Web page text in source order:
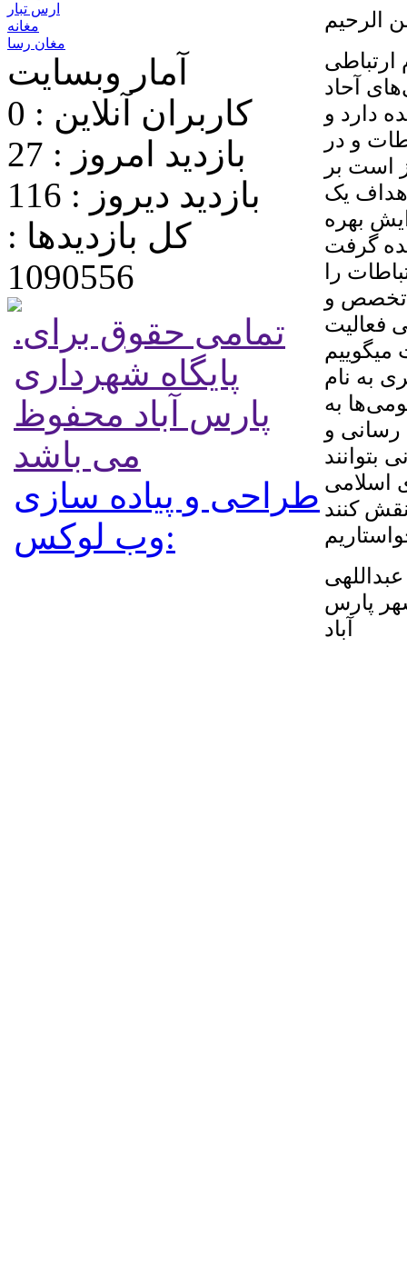
الرحیم
آحاد
دارد و
و در
است بر
یک
بهره
را
تخصص و
فعالیت
میگوییم
به نام
به
رسانی و
بتوانند
اسلامی
پارس
آباد
ارس تبار
مغانه
مغان رسا
آمار وبسایت
کاربران آنلاین : 0
بازدید امروز : 27
بازدید دیروز : 116
کل بازدیدها :
1090556
.تمامی حقوق برای
پایگاه شهرداری
پارس آباد محفوظ
می باشد
طراحی و پیاده سازی
:وب لوکس